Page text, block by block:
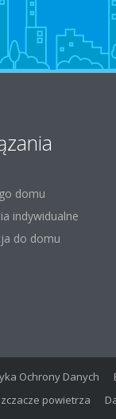
domu
indywidualne
do domu
Ochrony Danych
powietrza